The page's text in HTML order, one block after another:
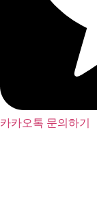
카카오톡 문의하기